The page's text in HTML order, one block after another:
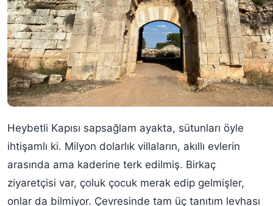
Heybetli Kapısı sapsağlam ayakta, sütunları öyle
ihtişamlı ki. Milyon dolarlık villaların, akıllı evlerin
arasında ama kaderine terk edilmiş. Birkaç
ziyaretçisi var, çoluk çocuk merak edip gelmişler,
onlar da bilmiyor. Çevresinde tam üç tanıtım levhası